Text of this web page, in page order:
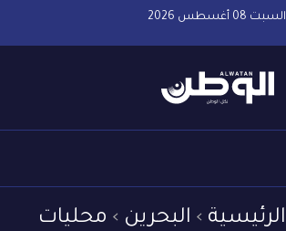
السبت 08 أغسطس 2026
الرئيسية البحرين محليات